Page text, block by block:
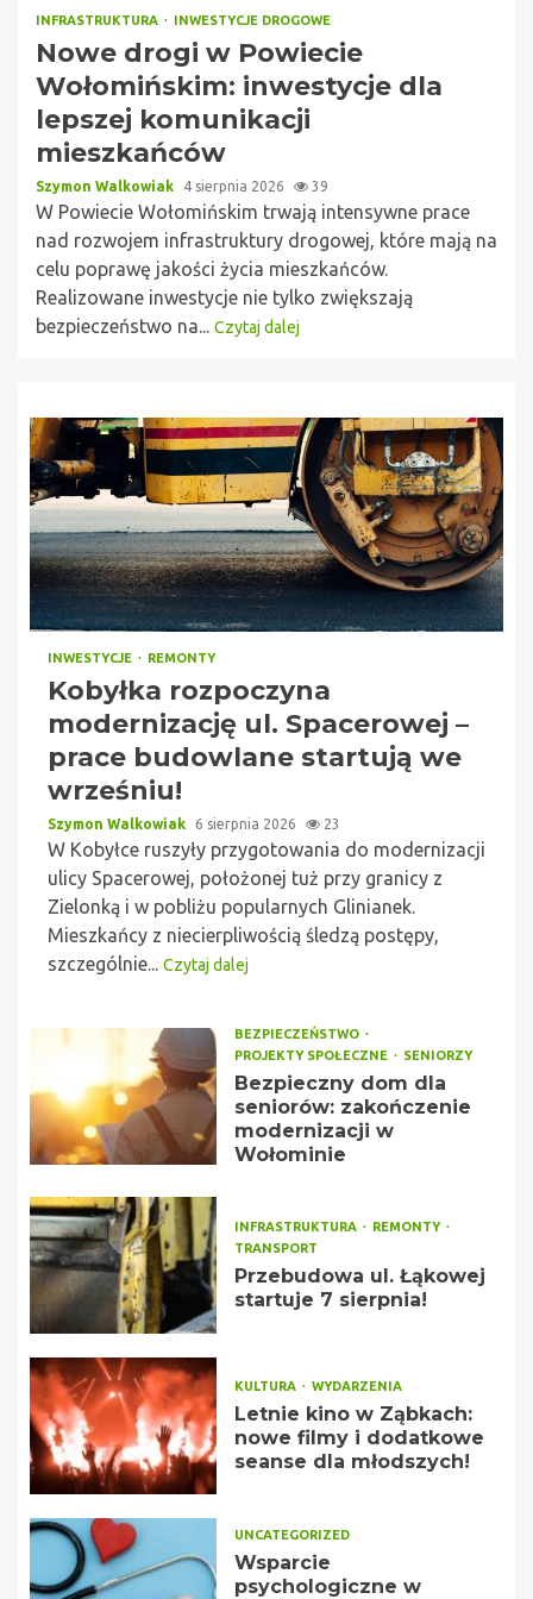
INFRASTRUKTURA INWESTYCJE DROGOWE
Nowe drogi w Powiecie
Wołomińskim: inwestycje dla
lepszej komunikacji
mieszkańców
Szymon Walkowiak 4 sierpnia 2026 39
W Powiecie Wołomińskim trwają intensywne prace
nad rozwojem infrastruktury drogowej, które mają na
celu poprawę jakości życia mieszkańców.
Realizowane inwestycje nie tylko zwiększają
bezpieczeństwo na... Czytaj dalej
INWESTYCJE REMONTY
Kobyłka rozpoczyna
modernizację ul. Spacerowej –
prace budowlane startują we
wrześniu!
Szymon Walkowiak 6 sierpnia 2026 23
W Kobyłce ruszyły przygotowania do modernizacji
ulicy Spacerowej, położonej tuż przy granicy z
Zielonką i w pobliżu popularnych Glinianek.
Mieszkańcy z niecierpliwością śledzą postępy,
szczególnie... Czytaj dalej
BEZPIECZEŃSTWO
PROJEKTY SPOŁECZNE
SENIORZY
Bezpieczny dom dla
seniorów: zakończenie
modernizacji w
Wołominie
INFRASTRUKTURA
REMONTY
TRANSPORT
Przebudowa ul. Łąkowej
startuje 7 sierpnia!
KULTURA WYDARZENIA
Letnie kino w Ząbkach:
nowe filmy i dodatkowe
seanse dla młodszych!
UNCATEGORIZED
Wsparcie
psychologiczne w